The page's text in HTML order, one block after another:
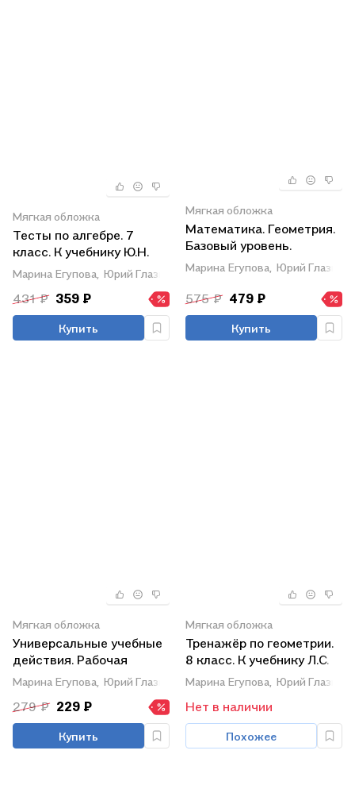
Мягкая обложка
Тесты по алгебре. 7
класс. К учебнику Ю.Н.
Макарычева и др.
"Математика. Алгебра. 7
класс. Базовый уровень"
Марина Егупова, Юрий Глазков
431 ₽ 359 ₽
Купить
Мягкая обложка
Математика. Геометрия.
Базовый уровень.
Рабочая тетрадь. 7
класс
Марина Егупова, Юрий Глазков
575 ₽ 479 ₽
Купить
Мягкая обложка
Универсальные учебные
действия. Рабочая
тетрадь по геометрии: 9
класс: к учебнику Л.С.
Атанасяна и др.
"Геометрия. 7-9 классы".
ФГОС (к нов. учебнику)
Марина Егупова, Юрий Глазков
279 ₽ 229 ₽
Купить
Мягкая обложка
Тренажёр по геометрии.
8 класс. К учебнику Л.С.
Атанасяна и др.
"Геометрия. 7-9 классы".
ФГОС (новому учебнику)
Марина Егупова, Юрий Глазков
Нет в наличии
Похожее